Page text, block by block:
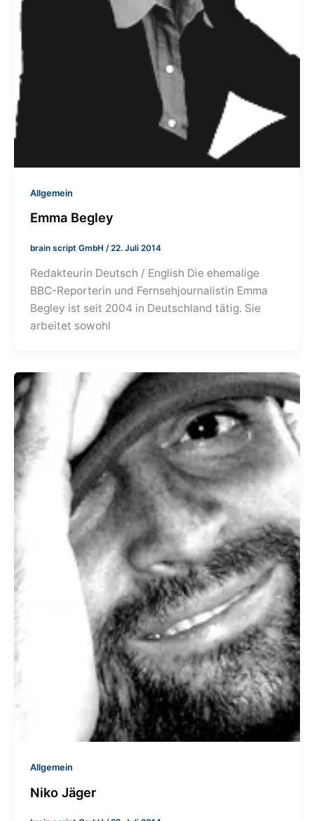
Allgemein
Emma Begley
brain script GmbH/22. Juli 2014
Redakteurin Deutsch / English Die ehemalige
BBC-Reporterin und Fernsehjournalistin Emma
Begley ist seit 2004 in Deutschland tätig. Sie
arbeitet sowohl
Allgemein
Niko Jäger